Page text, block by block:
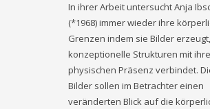
In ihrer Arbeit untersucht Anja
(*1968) immer wieder ihre
Grenzen indem sie Bilder
konzeptionelle Strukturen mit
physischen Präsenz verbindet.
Bilder sollen im Betrachter einen
veränderten Blick auf die